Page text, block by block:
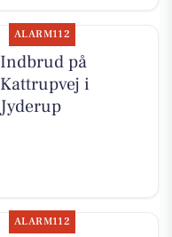
ALARM112
Indbrud på
Kattrupvej i
Jyderup
ALARM112